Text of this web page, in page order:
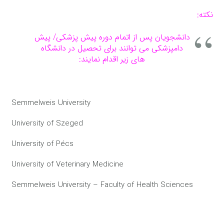
نکته:
دانشجویان پس از اتمام دوره پیش پزشکی/ پیش
دامپزشکی می توانند برای تحصیل در دانشگاه
های زیر اقدام نمایند:
Semmelweis University
University of Szeged
University of Pécs
University of Veterinary Medicine
Semmelweis University – Faculty of Health Sciences